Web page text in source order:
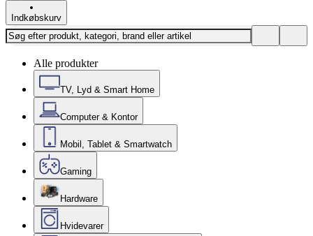
Indkøbskurv
Alle produkter
TV, Lyd & Smart Home
Computer & Kontor
Mobil, Tablet & Smartwatch
Gaming
Hardware
Hvidevarer